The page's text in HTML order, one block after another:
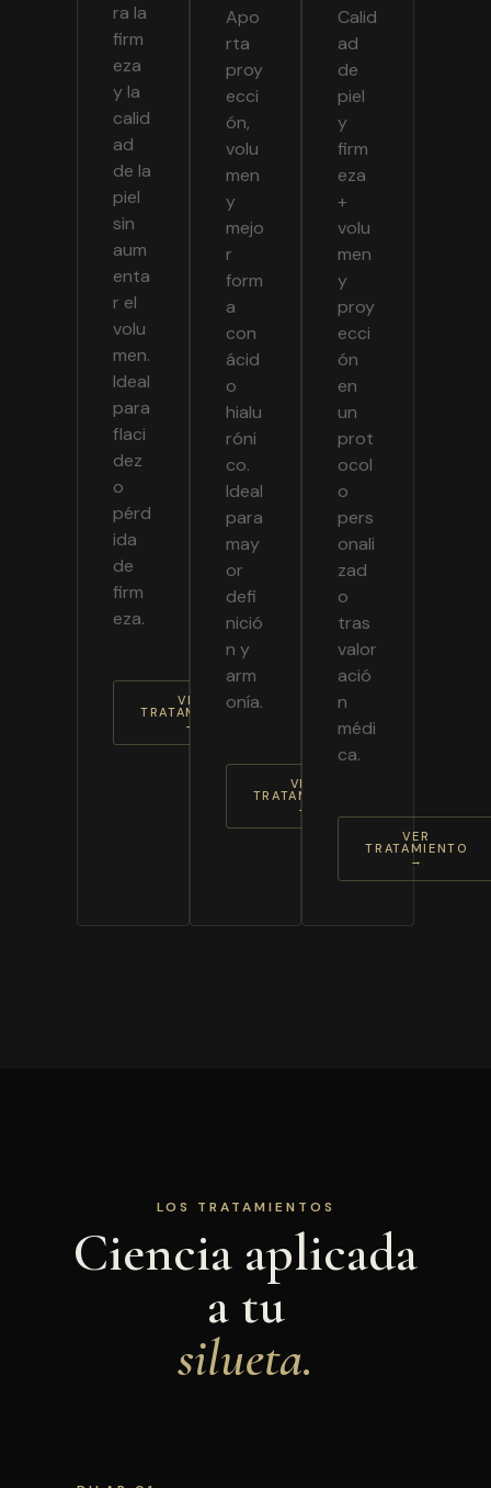
ra la
firm
eza
y la
calid
ad
de la
piel
sin
aum
enta
r el
volu
men.
Ideal
para
flaci
dez
o
pérd
ida
de
firm
eza.
VER
TRATAMIENTO
→
Apo
rta
proy
ecci
ón,
volu
men
y
mejo
r
form
a
con
ácid
o
hialu
róni
co.
Ideal
para
may
or
defi
nició
n y
arm
onía.
VER
TRATAMIENTO
→
Calid
ad
de
piel
y
firm
eza
+
volu
men
y
proy
ecci
ón
en
un
prot
ocol
o
pers
onali
zad
o
tras
valor
ació
n
médi
ca.
VER
TRATAMIENTO
→
LOS TRATAMIENTOS
Ciencia aplicada
a tu
silueta.